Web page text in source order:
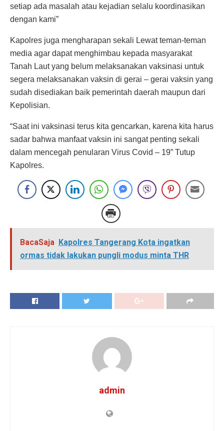
setiap ada masalah atau kejadian selalu koordinasikan
dengan kami”
Kapolres juga mengharapan sekali Lewat teman-teman
media agar dapat menghimbau kepada masyarakat
Tanah Laut yang belum melaksanakan vaksinasi untuk
segera melaksanakan vaksin di gerai – gerai vaksin yang
sudah disediakan baik pemerintah daerah maupun dari
Kepolisian.
“Saat ini vaksinasi terus kita gencarkan, karena kita harus
sadar bahwa manfaat vaksin ini sangat penting sekali
dalam mencegah penularan Virus Covid – 19” Tutup
Kapolres.
BacaSaja Kapolres Tangerang Kota ingatkan
ormas tidak lakukan pungli modus minta THR
admin